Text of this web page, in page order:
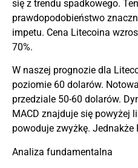
się z trendu spadkowego.
prawdopodobieństwo
impetu. Cena Litecoina
70%.
W naszej prognozie dla
poziomie 60 dolarów.
przedziale 50-60 dolarów.
MACD znajduje się powyżej
powoduje zwyżkę. Jednakże
Analiza fundamentalna